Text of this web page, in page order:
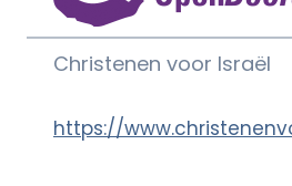
Christenen voor Israël
https://